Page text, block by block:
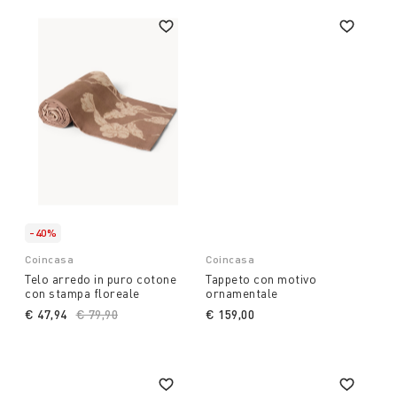
-40%
Coincasa
Telo arredo in puro cotone
con stampa floreale
Price reduced from
€ 79,90
€ 47,94
Coincasa
Tappeto con motivo
ornamentale
€ 159,00